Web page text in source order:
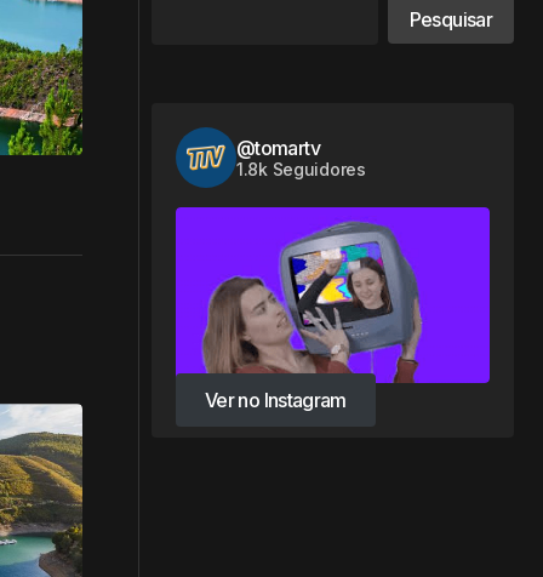
Pesquisar
@tomartv
1.8k Seguidores
Ver no Instagram
Ver no Instagram